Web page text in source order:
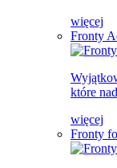
więcej
Fronty
które
więcej
Fronty